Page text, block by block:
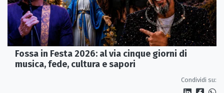
Fossa in Festa 2026: al via cinque giorni di
musica, fede, cultura e sapori
Condividi su: